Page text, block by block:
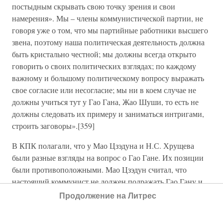
постыдным скрывать свою точку зрения и свои
намерения». Мы – члены коммунистической партии, не
говоря уже о том, что мы партийные работники высшего
звена, поэтому наша политическая деятельность должна
быть кристально честной; мы должны всегда открыто
говорить о своих политических взглядах; по каждому
важному и большому политическому вопросу выражать
свое согласие или несогласие; мы ни в коем случае не
должны учиться тут у Гао Гана, Жао Шуши, то есть не
должны следовать их примеру и заниматься интригами,
строить заговоры».[359]
В КПК полагали, что у Мао Цзэдуна и Н.С. Хрущева
были разные взгляды на вопрос о Гао Гане. Их позиции
были противоположными. Мао Цзэдун считал, что
настоящий коммунист не должен подражать Гао Гану и
Жао Шуши и заниматься интригами, действовать
Продолжение на Литрес